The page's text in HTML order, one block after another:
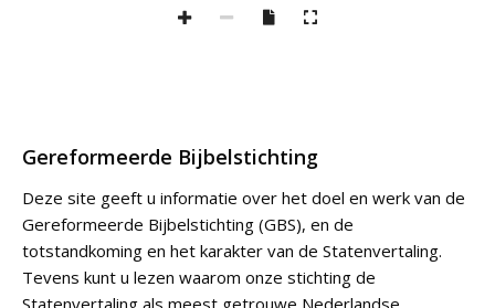
Gereformeerde Bijbelstichting
Deze site geeft u informatie over het doel en werk van de
Gereformeerde Bijbelstichting (GBS), en de
totstandkoming en het karakter van de Statenvertaling.
Tevens kunt u lezen waarom onze stichting de